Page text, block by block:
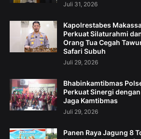
Juli 31, 2026
Kapolrestabes
Perkuat Silaturahmi
Orang Tua Cegah
Safari Subuh
Juli 29, 2026
Bhabinkamtibmas
Perkuat Sinergi dengan
Jaga Kamtibmas
Juli 29, 2026
Panen Raya Jagung 8